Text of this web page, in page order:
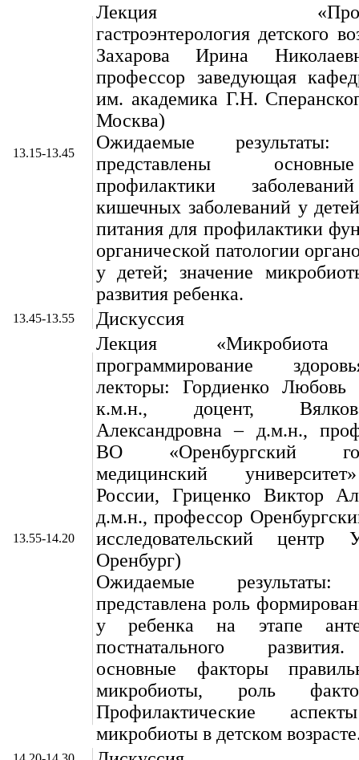
13.15-13.45
Лекция
гастроэнтерология детского
Захарова Ирина
профессор заведующая
им. академика Г.Н.
Москва)
Ожидаемые
представлены
профилактики
кишечных заболеваний у
питания для профилактики
органической патологии
у детей; значение
развития ребенка.
13.45-13.55 Дискуссия
13.55-14.20
Лекция «Микробиота
программирование
лекторы: Гордиенко
к.м.н., доцент,
Александровна – д.м.н.,
ВО «Оренбургский
медицинский
России, Гриценко Виктор
д.м.н., профессор
исследовательский
Оренбург)
Ожидаемые
представлена роль
у ребенка на этапе
постнатального
основные факторы
микробиоты, роль
Профилактические
микробиоты в детском